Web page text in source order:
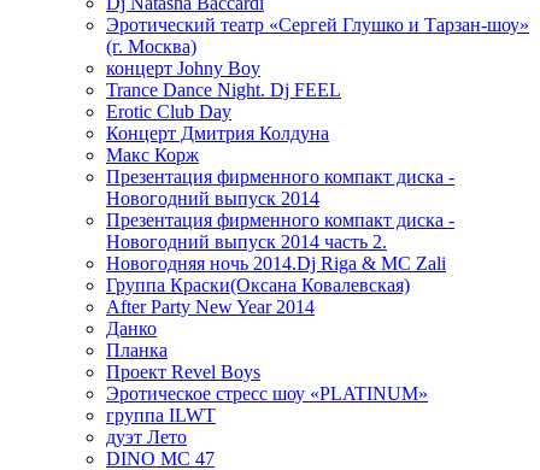
Эротический театр «Сергей Глушко и Тарзан-шоу»
(г. Москва)
концерт Johny Boy
Trance Dance Night. Dj FEEL
Erotic Club Day
Концерт Дмитрия Колдуна
Макс Корж
Презентация фирменного компакт диска -
Новогодний выпуск 2014
Презентация фирменного компакт диска -
Новогодний выпуск 2014 часть 2.
Новогодняя ночь 2014.Dj Riga & MC Zali
Группа Краски(Оксана Ковалевская)
After Party New Year 2014
Данко
Планка
Проект Revel Boys
Эротическое стресс шоу «PLATINUM»
группа ILWT
дуэт Лето
DINO MC 47